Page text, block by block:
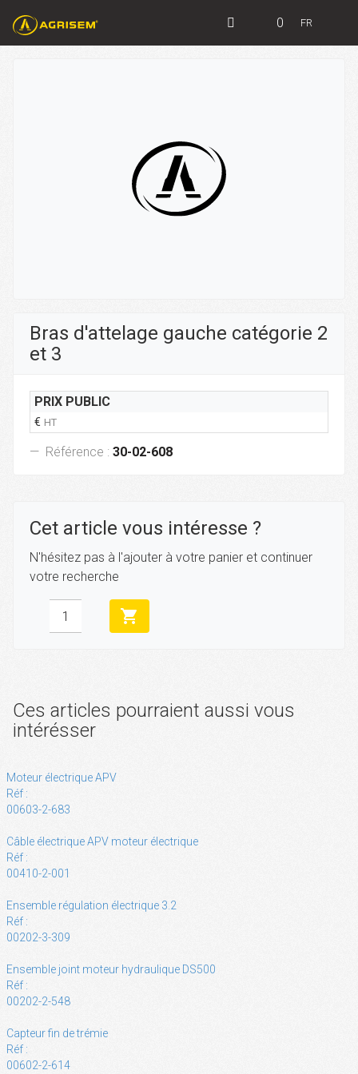
0 FR
Bras d'attelage gauche catégorie 2
et 3
PRIX PUBLIC
€ HT
Référence : 30-02-608
Cet article vous intéresse ?
N'hésitez pas à l'ajouter à votre panier et continuer
votre recherche
shopping_cart
Ces articles pourraient aussi vous
intérésser
Moteur électrique APV
Réf :
00603-2-683
Câble électrique APV moteur électrique
Réf :
00410-2-001
Ensemble régulation électrique 3.2
Réf :
00202-3-309
Ensemble joint moteur hydraulique DS500
Réf :
00202-2-548
Capteur fin de trémie
Réf :
00602-2-614